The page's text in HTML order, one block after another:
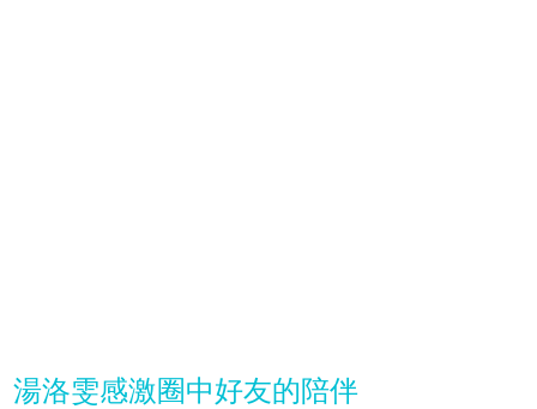
湯洛雯感激圈中好友的陪伴